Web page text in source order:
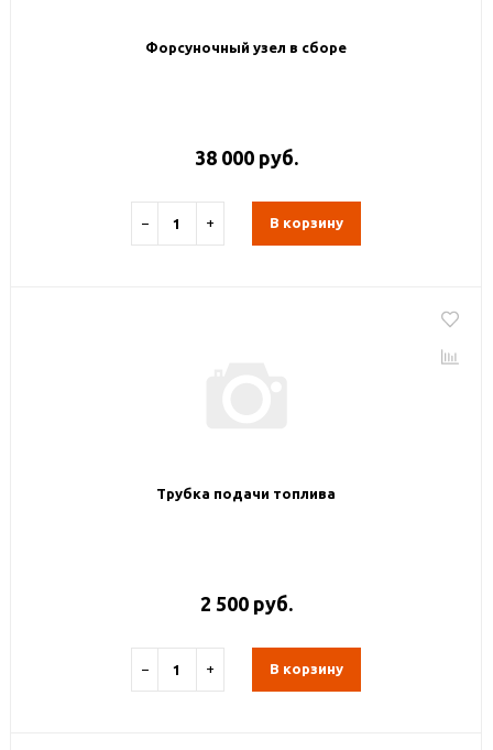
Форсуночный узел в сборе
38 000 руб.
− + В корзину
Трубка подачи топлива
2 500 руб.
− + В корзину